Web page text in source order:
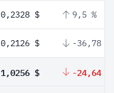
0,2328 $ 9,5 %
0,2126 $ -36,78 %
1,0256 $ -24,64 %